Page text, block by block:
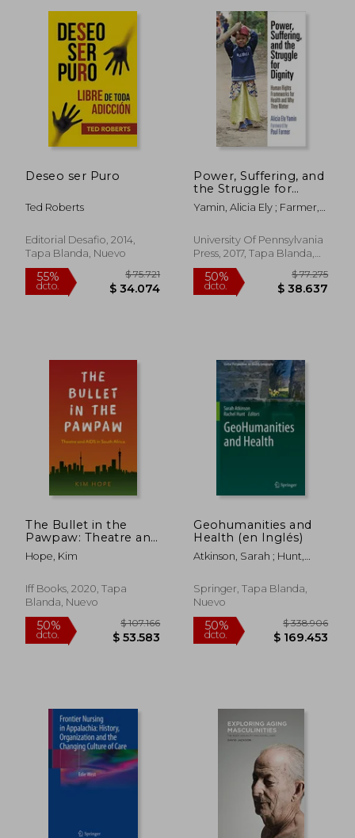
dcto. $ 51.591 dcto.
10%
dcto.
Deseo ser Puro
Ted Roberts
Editorial Desafio, 2014,
Tapa Blanda, Nuevo
Power, Suffering, and
the Struggle for
Dignity: Human
Rights Frameworks
They Matter
(Pennsylvania Studies
Inglés)
Yamin, Alicia Ely ; Farmer,
University Of Pennsylvania
Press, 2017, Tapa Blanda,
Nuevo
The Bullet in the
Pawpaw: Theatre and
AIDS in South Africa
(en Inglés)
Hope, Kim
Iff Books, 2020, Tapa
Blanda, Nuevo
Geohumanities and
Health (en Inglés)
Atkinson, Sarah ; Hunt,
Springer, Tapa Blanda,
Nuevo